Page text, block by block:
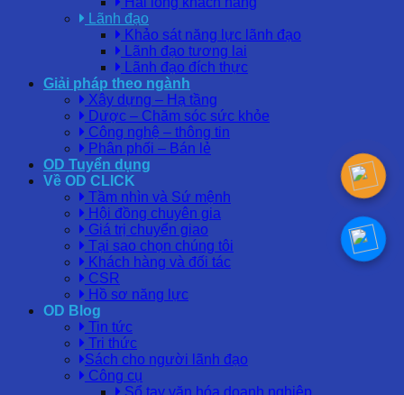
Lãnh đạo
Khảo sát năng lực lãnh đạo
Lãnh đạo tương lai
Lãnh đạo đích thực
Giải pháp theo ngành
Xây dựng – Hạ tầng
Dược – Chăm sóc sức khỏe
Công nghệ – thông tin
Phân phối – Bán lẻ
OD Tuyển dụng
Về OD CLICK
Tầm nhìn và Sứ mệnh
Hội đồng chuyên gia
Giá trị chuyển giao
Tại sao chọn chúng tôi
Khách hàng và đối tác
CSR
Hồ sơ năng lực
OD Blog
Tin tức
Tri thức
Sách cho người lãnh đạo
Công cụ
Sổ tay văn hóa doanh nghiệp